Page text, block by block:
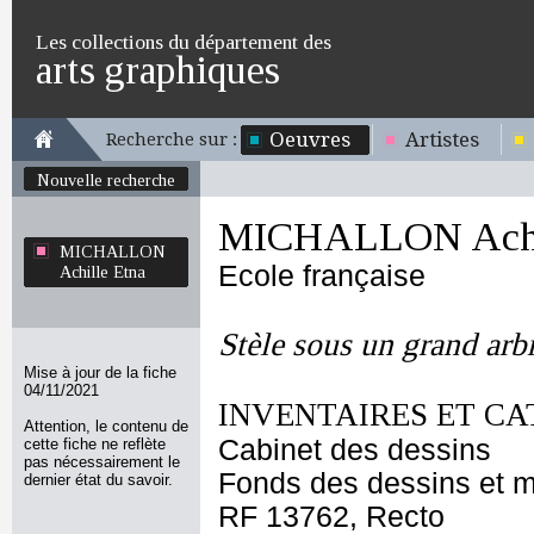
Les collections du département des
arts graphiques
Recherche sur : Oeuvres Artistes
Nouvelle recherche
MICHALLON
Achille Etna
Mise à jour de la fiche
04/11/2021
Attention, le contenu de
cette fiche ne reflète
pas nécessairement le
dernier état du savoir.
MICHALLON
Ecole française
Stèle sous un grand
INVENTAIRES ET
Cabinet des dessins
Fonds des dessins et
RF 13762, Recto